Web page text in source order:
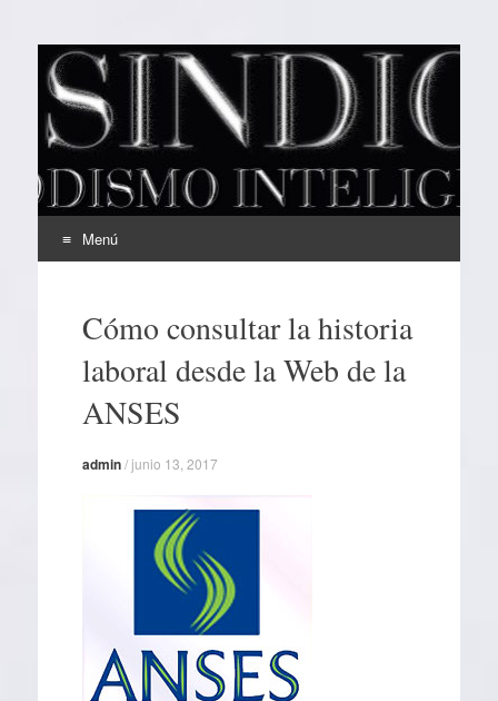
EL SINDICAL
Periodismo Inteligente
Menú
contenidoCómo consultar la historia
laboral desde la Web de la
ANSES
admin/junio 13, 2017